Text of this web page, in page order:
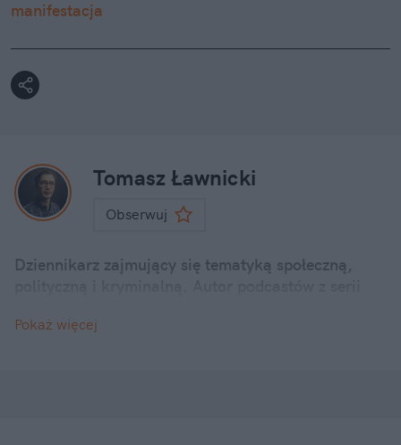
manifestacja
Tomasz Ławnicki
Obserwuj
Dziennikarz zajmujący się tematyką społeczną,
głównej naTemat.pl.
Pokaż więcej